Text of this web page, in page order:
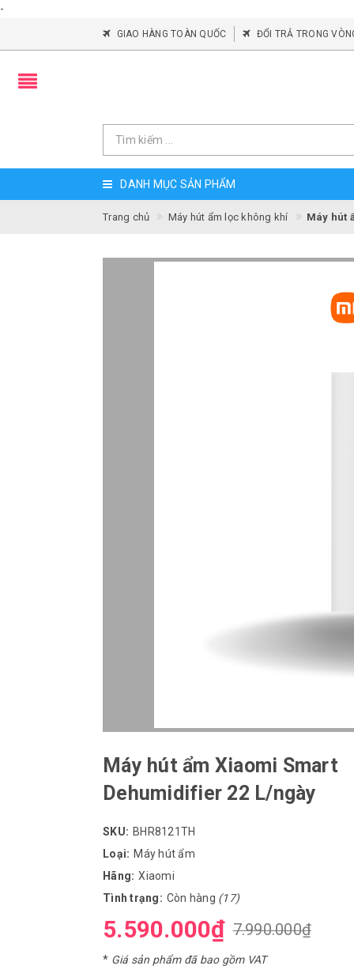
-
GIAO HÀNG TOÀN QUỐC ĐỔI TRẢ TRONG
DANH MỤC SẢN PHẨM
Trang chủ Máy hút ẩm lọc không khí Máy hút
Máy hút ẩm Xiaomi Smart
Dehumidifier 22 L/ngày
SKU: BHR8121TH
Loại: Máy hút ẩm
Hãng: Xiaomi
Tình trạng: Còn hàng (17)
5.590.000₫ 7.990.000₫
* Giá sản phẩm đã bao gồm VAT